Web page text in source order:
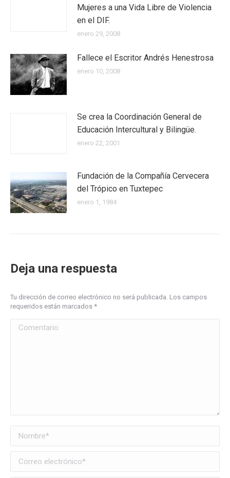
Mujeres a una Vida Libre de Violencia
en el DIF.
enero 29, 2008
Fallece el Escritor Andrés Henestrosa
enero 10, 2008
Se crea la Coordinación General de
Educación Intercultural y Bilingüe.
enero 22, 2001
Fundación de la Compañía Cervecera
del Trópico en Tuxtepec
enero 1, 1984
Deja una respuesta
Tu dirección de correo electrónico no será publicada. Los campos
requeridos están marcados *
Comentario
Nombre *
Correo electrónico *